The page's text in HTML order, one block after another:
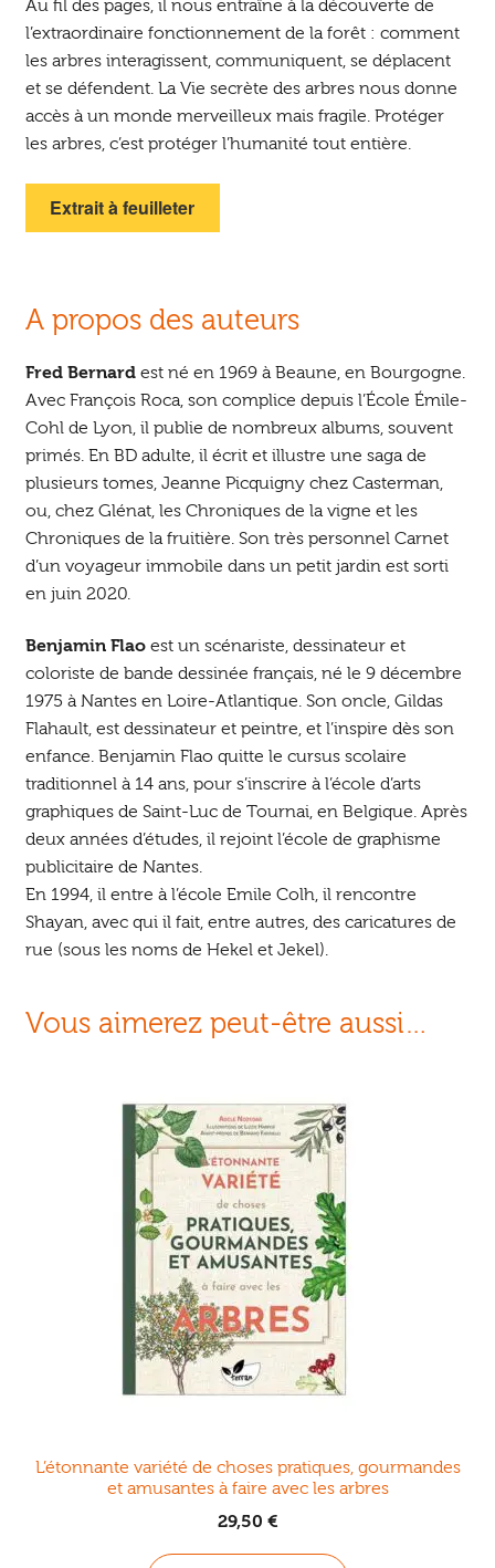
Au fil des pages, il nous entraîne à la découverte de
l’extraordinaire fonctionnement de la forêt : comment
les arbres interagissent, communiquent, se déplacent
et se défendent. La Vie secrète des arbres nous donne
accès à un monde merveilleux mais fragile. Protéger
les arbres, c’est protéger l’humanité tout entière.
Extrait à feuilleter
A propos des auteurs
Fred Bernardest né en 1969 à Beaune, en Bourgogne.
Avec François Roca, son complice depuis l’École Émile-
Cohl de Lyon, il publie de nombreux albums, souvent
primés. En BD adulte, il écrit et illustre une saga de
plusieurs tomes, Jeanne Picquigny chez Casterman,
ou, chez Glénat, les Chroniques de la vigne et les
Chroniques de la fruitière. Son très personnel Carnet
d’un voyageur immobile dans un petit jardin est sorti
en juin 2020.
Benjamin Flaoest un scénariste, dessinateur et
coloriste de bande dessinée français, né le 9 décembre
1975 à Nantes en Loire-Atlantique. Son oncle, Gildas
Flahault, est dessinateur et peintre, et l’inspire dès son
enfance. Benjamin Flao quitte le cursus scolaire
traditionnel à 14 ans, pour s’inscrire à l’école d’arts
graphiques de Saint-Luc de Tournai, en Belgique. Après
deux années d’études, il rejoint l’école de graphisme
publicitaire de Nantes.
En 1994, il entre à l’école Emile Colh, il rencontre
Shayan, avec qui il fait, entre autres, des caricatures de
rue (sous les noms de Hekel et Jekel).
Vous aimerez peut-être aussi…
L’étonnante variété de choses pratiques, gourmandes
et amusantes à faire avec les arbres
29,50 €